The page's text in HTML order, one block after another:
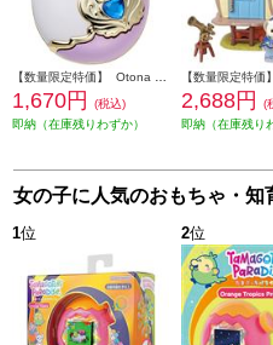
1,670円
(税込)
即納（在庫残りわずか）
2,688円
(
即納（在庫残り
女の子に人気のおもちゃ・
1位 2位